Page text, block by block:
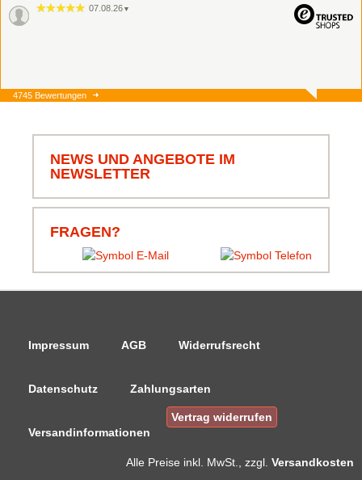
07.08.26 ▼
07.08.26 ▼
Klammern und Korb.
4745 Bewertungen
NEWS UND ANGEBOTE IM
NEWSLETTER
FRAGEN?
Impressum AGB Widerrufsrecht
Datenschutz Zahlungsarten
Versandinformationen
Vertrag widerrufen
Alle Preise inkl. MwSt., zzgl. Versandkosten